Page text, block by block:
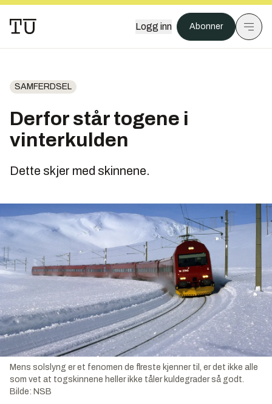
Logg inn Abonner
SAMFERDSEL
Derfor står togene i
vinterkulden
Dette skjer med skinnene.
Mens solslyng er et fenomen de flreste kjenner til, er det ikke alle
som vet at togskinnene heller ikke tåler kuldegrader så godt.
Bilde: NSB